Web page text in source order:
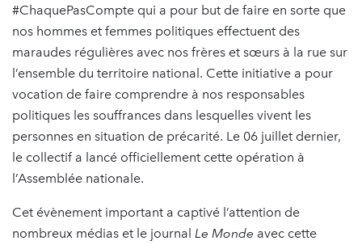
#ChaquePasCompte qui a pour but de faire en sorte que
nos hommes et femmes politiques effectuent des
maraudes régulières avec nos frères et sœurs à la rue sur
l’ensemble du territoire national. Cette initiative a pour
vocation de faire comprendre à nos responsables
politiques les souffrances dans lesquelles vivent les
personnes en situation de précarité. Le 06 juillet dernier,
le collectif a lancé officiellement cette opération à
l’Assemblée nationale.
Cet évènement important a captivé l’attention de
nombreux médias et le journal Le Monde avec cette